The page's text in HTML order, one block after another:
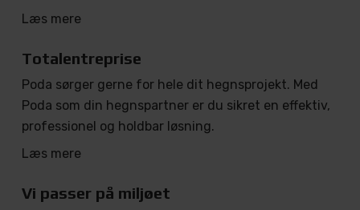
Læs mere
Totalentreprise
Poda sørger gerne for hele dit hegnsprojekt. Med
Poda som din hegnspartner er du sikret en effektiv,
professionel og holdbar løsning.
Læs mere
Vi passer på miljøet